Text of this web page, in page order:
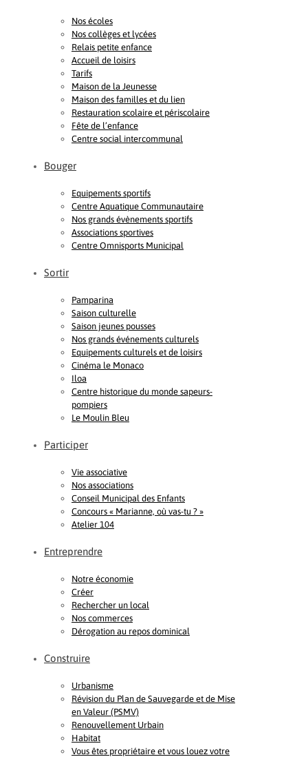
Nos écoles
Nos collèges et lycées
Relais petite enfance
Accueil de loisirs
Tarifs
Maison de la Jeunesse
Maison des familles et du lien
Restauration scolaire et périscolaire
Fête de l’enfance
Centre social intercommunal
Bouger
Equipements sportifs
Centre Aquatique Communautaire
Nos grands évènements sportifs
Associations sportives
Centre Omnisports Municipal
Sortir
Pamparina
Saison culturelle
Saison jeunes pousses
Nos grands événements culturels
Equipements culturels et de loisirs
Cinéma le Monaco
Iloa
Centre historique du monde sapeurs-
pompiers
Le Moulin Bleu
Participer
Vie associative
Nos associations
Conseil Municipal des Enfants
Concours « Marianne, où vas-tu ? »
Atelier 104
Entreprendre
Notre économie
Créer
Rechercher un local
Nos commerces
Dérogation au repos dominical
Construire
Urbanisme
Révision du Plan de Sauvegarde et de Mise
en Valeur (PSMV)
Renouvellement Urbain
Habitat
Vous êtes propriétaire et vous louez votre